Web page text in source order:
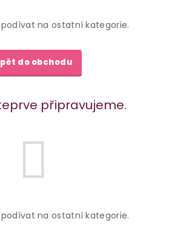
na ostatní kategorie.
do obchodu
připravujeme.
na ostatní kategorie.